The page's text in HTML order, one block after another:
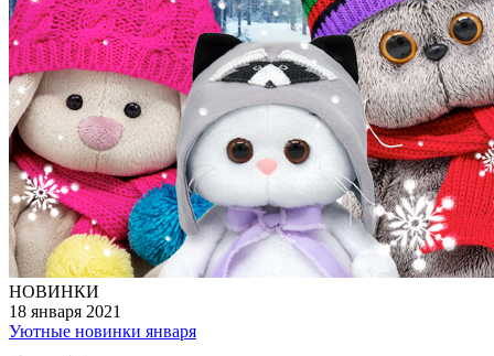
НОВИНКИ
18 января 2021
Уютные новинки января